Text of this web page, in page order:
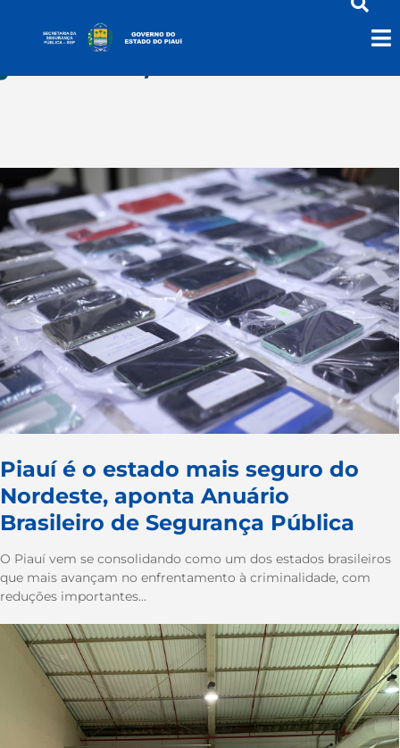
julho 24, 2025
Piauí é o estado mais seguro do
Nordeste, aponta Anuário
Brasileiro de Segurança Pública
O Piauí vem se consolidando como um dos estados brasileiros
que mais avançam no enfrentamento à criminalidade, com
reduções importantes...